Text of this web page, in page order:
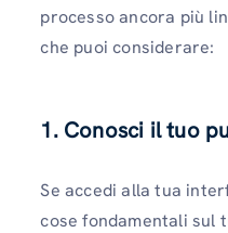
processo ancora più
che puoi considerare:
1. Conosci il tuo
Se accedi alla tua
cose fondamentali sul